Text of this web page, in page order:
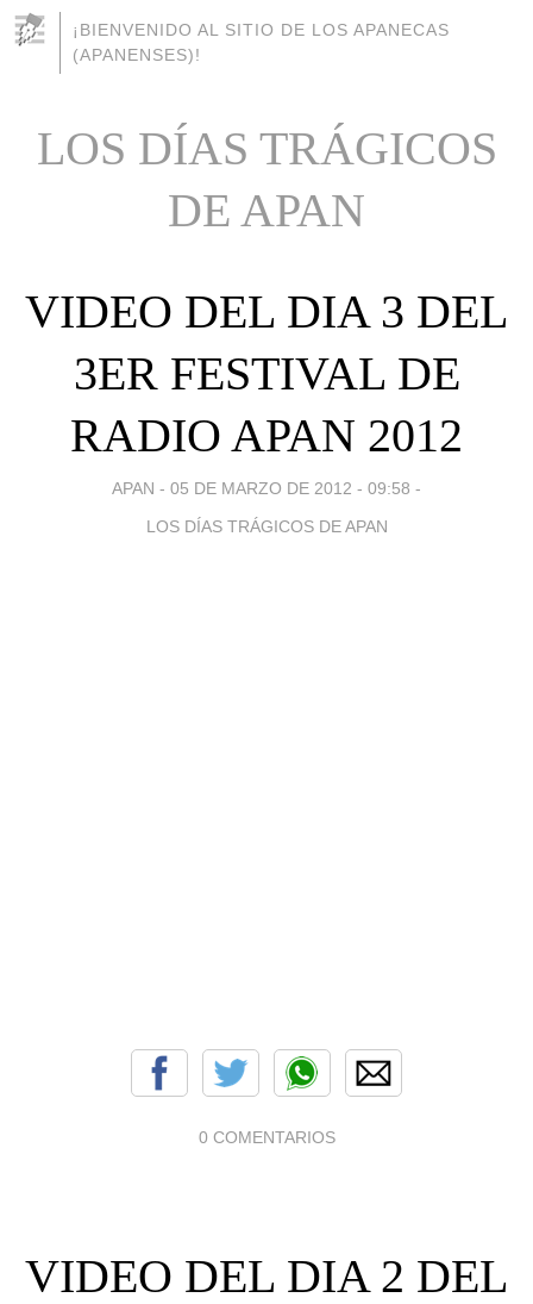
¡BIENVENIDO AL SITIO DE LOS APANECAS
(APANENSES)!
LOS DÍAS TRÁGICOS
DE APAN
VIDEO DEL DIA 3 DEL
3ER FESTIVAL DE
RADIO APAN 2012
APAN - 05 DE MARZO DE 2012 - 09:58 -
LOS DÍAS TRÁGICOS DE APAN
0 COMENTARIOS
VIDEO DEL DIA 2 DEL